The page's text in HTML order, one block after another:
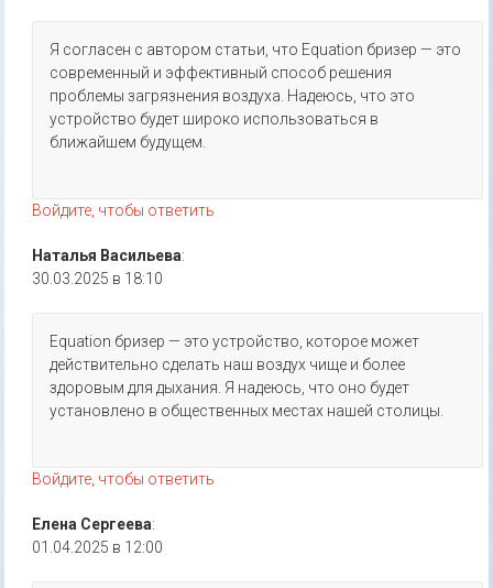
Я согласен с автором статьи, что Equation бризер — это
современный и эффективный способ решения
проблемы загрязнения воздуха. Надеюсь, что это
устройство будет широко использоваться в
ближайшем будущем.
Войдите, чтобы ответить
Наталья Васильева:
30.03.2025 в 18:10
Equation бризер — это устройство, которое может
действительно сделать наш воздух чище и более
здоровым для дыхания. Я надеюсь, что оно будет
установлено в общественных местах нашей столицы.
Войдите, чтобы ответить
Елена Сергеева:
01.04.2025 в 12:00